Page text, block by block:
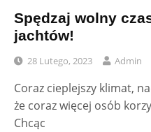
Spędzaj wolny
jachtów!
28 Lutego, 2023 Admin
Coraz cieplejszy klimat,
że coraz więcej osób
Chcąc